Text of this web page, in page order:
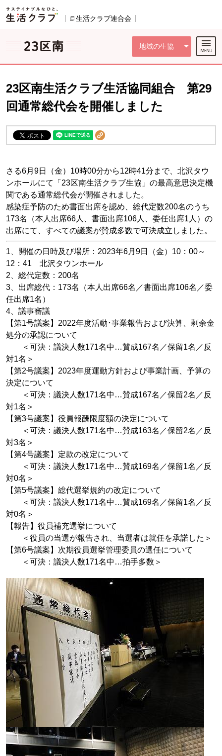
ページの先頭です。
生活クラブ連合会
地域の生協
ここからサイト内共通メニューです。
サイト内共通メニューをスキップする
サイト内共通メニューここまで。
23区南生活クラブ生活協同組合 第29
回通常総代会を開催しました
さる6月9日（金）10時00分から12時41分まで、北沢タウ
ンホールにて「23区南生活クラブ生協」の最高意思決定機
関である通常総代会が開催されました。
感染症予防のため書面出席を認め、総代定数200名のうち
173名（本人出席66人、書面出席106人、委任出席1人）の
出席にて、すべての議案が賛成多数で可決成立しました。
1、開催の日時及び場所：2023年6月9日（金）10：00～
12：41 北沢タウンホール
2、総代定数：200名
3、出席総代：173名（本人出席66名／書面出席106名／委
任出席1名）
4、議事審議
【第1号議案】2022年度活動･事業報告および決算、剰余金
処分の承認について
＜可決：議決人数171名中…賛成167名／保留1名／反
対1名＞
【第2号議案】2023年度運動方針および事業計画、予算の
決定について
＜可決：議決人数171名中…賛成167名／保留2名／反
対1名＞
【第3号議案】役員報酬限度額の決定について
＜可決：議決人数171名中…賛成163名／保留2名／反
対3名＞
【第4号議案】定款の改定について
＜可決：議決人数171名中…賛成169名／保留1名／反
対0名＞
【第5号議案】総代選挙規約の改定について
＜可決：議決人数171名中…賛成169名／保留1名／反
対0名＞
【報告】役員補充選挙について
＜役員の当選が報告され、当選者は就任を承諾した＞
【第6号議案】次期役員選挙管理委員の選任について
＜可決：議決人数171名中…拍手多数＞